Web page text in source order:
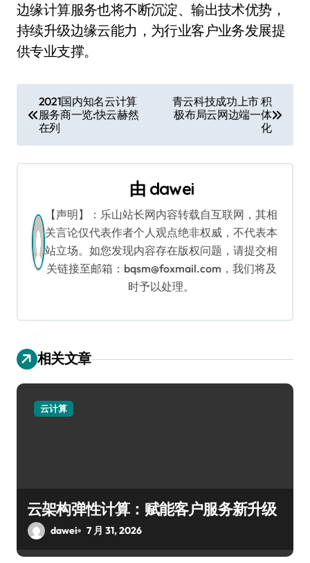
边缘计算服务也将不断沉淀、输出技术优势，
持续升级边缘云能力，为行业客户业务发展提
供专业支撑。
章
导
2021国内知名云计算
服务商一览:快云赫然
在列
青云科技成功上市 积
极布局云网边端一体
化
由 dawei
【声明】：乐山站长网内容转载自互联网，其相
关言论仅代表作者个人观点绝非权威，不代表本
站立场。如您发现内容存在版权问题，请提交相
关链接至邮箱：bqsm@foxmail.com，我们将及
时予以处理。
相关文章
云计算
云架构弹性计算：赋能客户服务新升级
dawei 7 月 31, 2026